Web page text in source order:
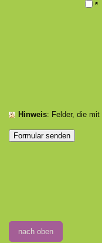
*
Hinweis : Felder, die mit
nach oben